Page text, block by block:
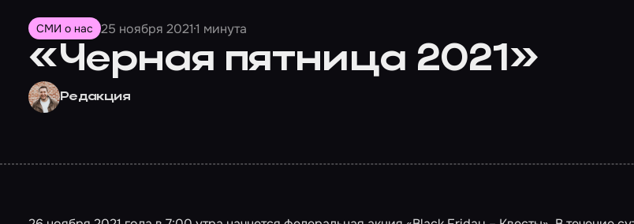
СМИ о нас 25 ноября 20211 минута
«Черная пятница 2021»
Редакция